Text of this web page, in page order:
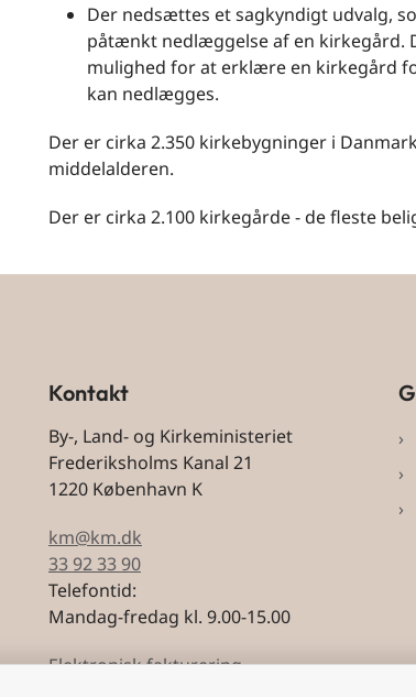
Der nedsættes et sagkyndigt udvalg,
påtænkt nedlæggelse af en kirkegård.
mulighed for at erklære en kirkegård
kan nedlægges.
Der er cirka 2.350 kirkebygninger i
middelalderen.
Der er cirka 2.100 kirkegårde - de fleste
Kontakt
By-, Land- og Kirkeministeriet
Frederiksholms Kanal 21
1220 København K
km@km.dk
33 92 33 90
Telefontid:
Mandag-fredag kl. 9.00-15.00
Elektronisk fakturering